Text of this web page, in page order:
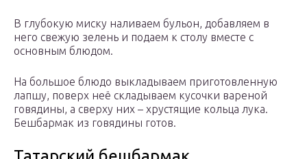
В глубокую миску наливаем бульон, добавляем в
него свежую зелень и подаем к столу вместе с
основным блюдом.
На большое блюдо выкладываем приготовленную
лапшу, поверх неё складываем кусочки вареной
говядины, а сверху них – хрустящие кольца лука.
Бешбармак из говядины готов.